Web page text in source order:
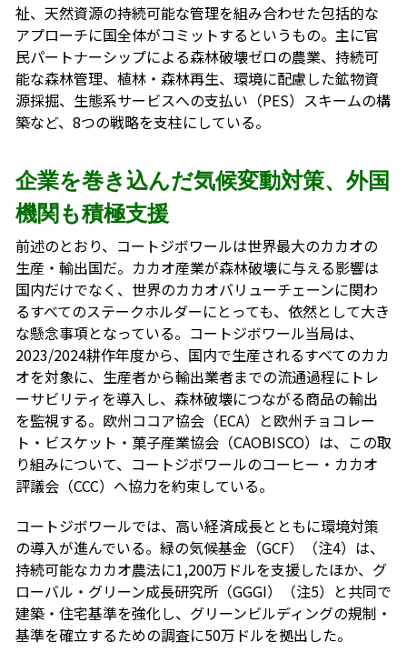
祉、天然資源の持続可能な管理を組み合わせた包括的な
アプローチに国全体がコミットするというもの。主に官
民パートナーシップによる森林破壊ゼロの農業、持続可
能な森林管理、植林・森林再生、環境に配慮した鉱物資
源採掘、生態系サービスへの支払い（PES）スキームの構
築など、8つの戦略を支柱にしている。
企業を巻き込んだ気候変動対策、外国
機関も積極支援
前述のとおり、コートジボワールは世界最大のカカオの
生産・輸出国だ。カカオ産業が森林破壊に与える影響は
国内だけでなく、世界のカカオバリューチェーンに関わ
るすべてのステークホルダーにとっても、依然として大き
な懸念事項となっている。コートジボワール当局は、
2023/2024耕作年度から、国内で生産されるすべてのカカ
オを対象に、生産者から輸出業者までの流通過程にトレ
ーサビリティを導入し、森林破壊につながる商品の輸出
を監視する。欧州ココア協会（ECA）と欧州チョコレー
ト・ビスケット・菓子産業協会（CAOBISCO）は、この取
り組みについて、コートジボワールのコーヒー・カカオ
評議会（CCC）へ協力を約束している。
コートジボワールでは、高い経済成長とともに環境対策
の導入が進んでいる。緑の気候基金（GCF）（注4）は、
持続可能なカカオ農法に1,200万ドルを支援したほか、グ
ローバル・グリーン成長研究所（GGGI）（注5）と共同で
建築・住宅基準を強化し、グリーンビルディングの規制・
基準を確立するための調査に50万ドルを拠出した。